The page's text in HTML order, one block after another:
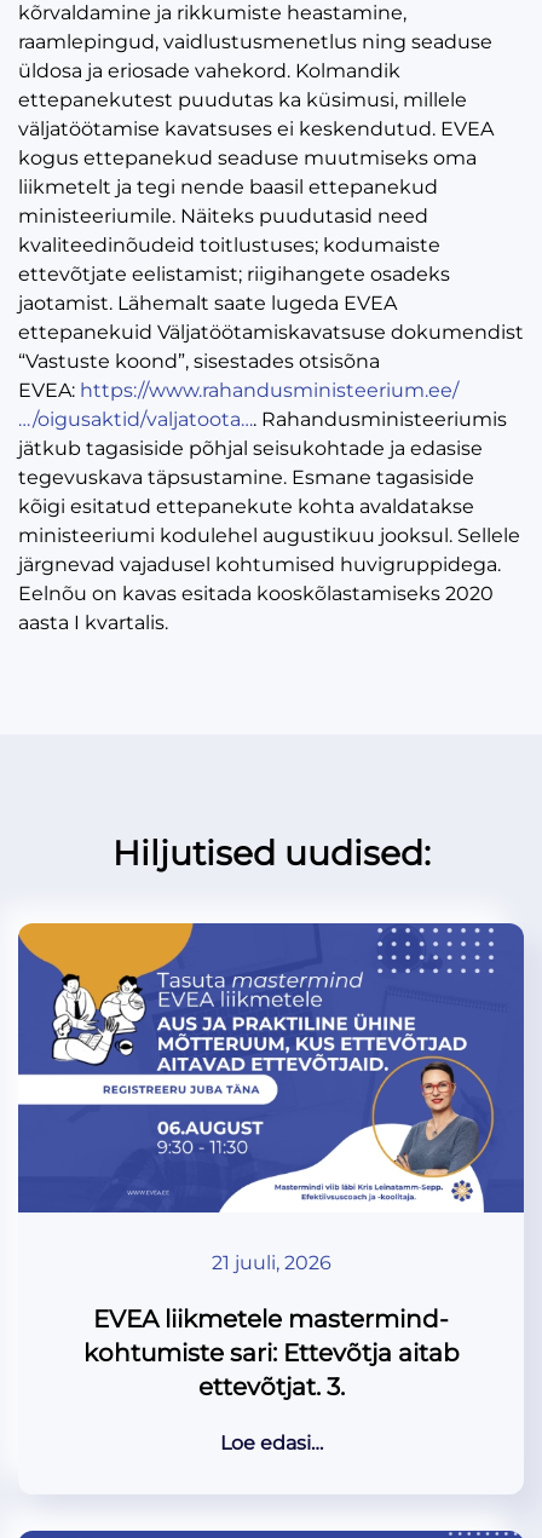
kõrvaldamine ja rikkumiste heastamine,
raamlepingud, vaidlustusmenetlus ning seaduse
üldosa ja eriosade vahekord. Kolmandik
ettepanekutest puudutas ka küsimusi, millele
väljatöötamise kavatsuses ei keskendutud. EVEA
kogus ettepanekud seaduse muutmiseks oma
liikmetelt ja tegi nende baasil ettepanekud
ministeeriumile. Näiteks puudutasid need
kvaliteedinõudeid toitlustuses; kodumaiste
ettevõtjate eelistamist; riigihangete osadeks
jaotamist. Lähemalt saate lugeda EVEA
ettepanekuid Väljatöötamiskavatsuse dokumendist
“Vastuste koond”, sisestades otsisõna
EVEA: https://www.rahandusministeerium.ee/
…/oigusaktid/valjatoota…. Rahandusministeeriumis
jätkub tagasiside põhjal seisukohtade ja edasise
tegevuskava täpsustamine. Esmane tagasiside
kõigi esitatud ettepanekute kohta avaldatakse
ministeeriumi kodulehel augustikuu jooksul. Sellele
järgnevad vajadusel kohtumised huvigruppidega.
Eelnõu on kavas esitada kooskõlastamiseks 2020
aasta I kvartalis.
Hiljutised uudised:
21 juuli, 2026
EVEA liikmetele mastermind-
kohtumiste sari: Ettevõtja aitab
ettevõtjat. 3.
Loe edasi…